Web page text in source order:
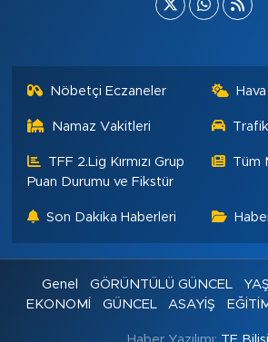
Nöbetçi Eczaneler
Namaz Vakitleri
TFF 2.Lig Kırmızı Grup
Puan Durumu ve Fikstür
Tüm
Son Dakika Haberleri
Genel GÖRÜNTÜLÜ GÜNCEL
EKONOMİ
GÜNCEL ASAYİŞ